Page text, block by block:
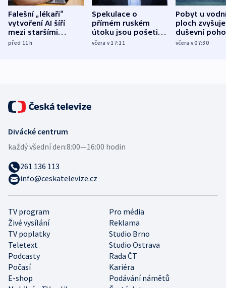
Falešní „lékaři“
vytvoření AI šíří
mezi staršími
Poláky nebezpečné
před 11h
Spekulace o
přímém ruském
útoku jsou pošetilé,
míní estonský
včera v 17:11
Pobyt u
ploch zvyšuje
duševní
ukázala
včera v 07:30
TV program
Pro média
Živé vysílání
Reklama
TV poplatky
Studio Brno
Teletext
Studio Ostrava
Podcasty
Rada ČT
Počasí
Kariéra
E-shop
Podávání námětů
Divácké centrum
každý všední den:8:00—16:00 hodin
261 136 113
info@ceskatelevize.cz